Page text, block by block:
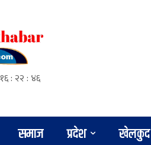
१६ : २२ : ४८
समाज प्रदेश खेलकुद